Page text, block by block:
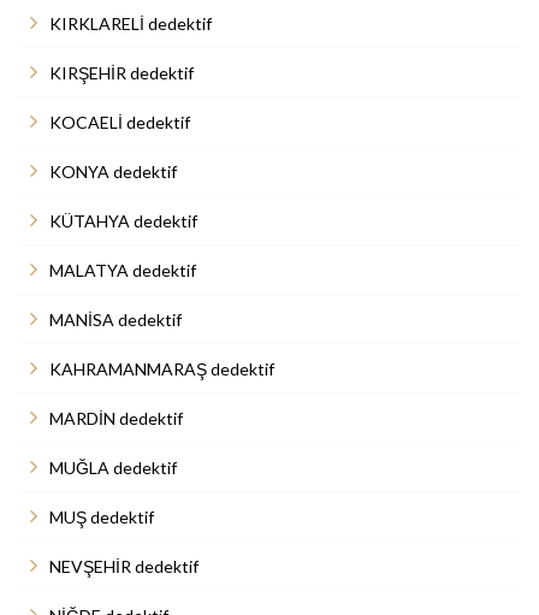
KIRKLARELİ dedektif
KIRŞEHİR dedektif
KOCAELİ dedektif
KONYA dedektif
KÜTAHYA dedektif
MALATYA dedektif
MANİSA dedektif
KAHRAMANMARAŞ dedektif
MARDİN dedektif
MUĞLA dedektif
MUŞ dedektif
NEVŞEHİR dedektif